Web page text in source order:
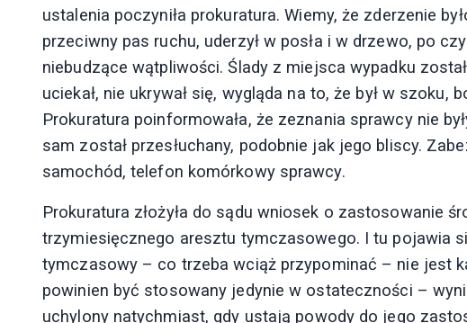
ustalenia poczyniła prokuratura. Wiemy, że zderzenie
przeciwny pas ruchu, uderzył w posła i w drzewo, po
niebudzące wątpliwości. Ślady z miejsca wypadku
uciekał, nie ukrywał się, wygląda na to, że był w szoku,
Prokuratura poinformowała, że zeznania sprawcy nie
sam został przesłuchany, podobnie jak jego bliscy.
samochód, telefon komórkowy sprawcy.
Prokuratura złożyła do sądu wniosek o zastosowanie
trzymiesięcznego aresztu tymczasowego. I tu pojawia
tymczasowy – co trzeba wciąż przypominać – nie jest
powinien być stosowany jedynie w ostateczności –
uchylony natychmiast, gdy ustają powody do jego